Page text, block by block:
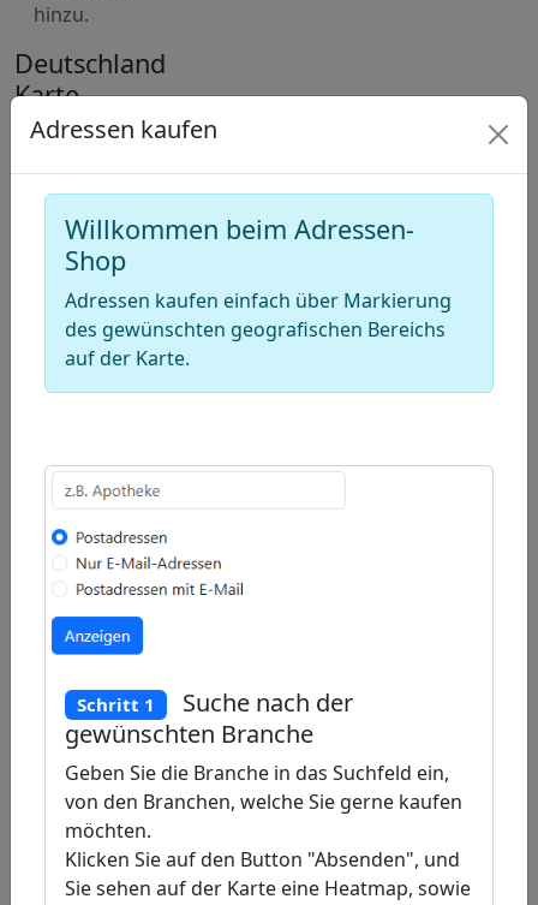
hinzu.
Deutschland
Karte
für
von
Versand-
Dienste
(Paketdienst)
a
polygon
Draw
rectangle
Draw
a
circle
layers
Delete
layers
Adressen kaufen
Willkommen beim Adressen-
Shop
Adressen kaufen einfach über Markierung
des gewünschten geografischen Bereichs
auf der Karte.
Schritt 1
Suche nach der
gewünschten Branche
Geben Sie die Branche in das Suchfeld ein,
von den Branchen, welche Sie gerne kaufen
möchten.
Klicken Sie auf den Button "Absenden", und
Sie sehen auf der Karte eine Heatmap, sowie